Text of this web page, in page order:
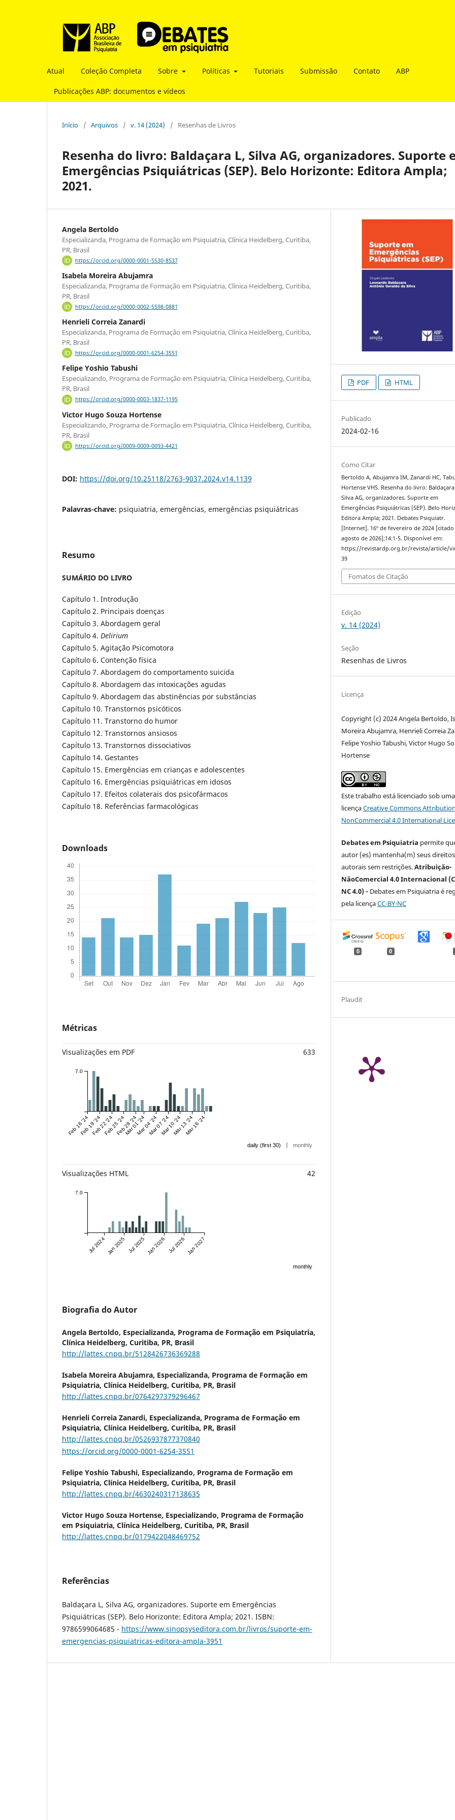
Atual Coleção Completa Sobre Políticas Tutoriais Submissão Contato ABP
Publicações ABP: documentos e vídeos
Início / Arquivos / v. 14 (2024) / Resenhas de Livros
Resenha do livro: Baldaçara L, Silva AG, organizadores. Suporte
Emergências Psiquiátricas (SEP). Belo Horizonte: Editora Ampla;
2021.
Angela Bertoldo
Especializanda, Programa de Formação em Psiquiatria, Clínica Heidelberg, Curitiba,
PR, Brasil
https://orcid.org/0000-0001-5530-8537
Isabela Moreira Abujamra
Especializanda, Programa de Formação em Psiquiatria, Clínica Heidelberg, Curitiba,
PR, Brasil
https://orcid.org/0000-0002-5598-0881
Henrieli Correia Zanardi
Especializanda, Programa de Formação em Psiquiatria, Clínica Heidelberg, Curitiba,
PR, Brasil
https://orcid.org/0000-0001-6254-3551
Felipe Yoshio Tabushi
Especializando, Programa de Formação em Psiquiatria, Clínica Heidelberg, Curitiba,
PR, Brasil
https://orcid.org/0000-0003-1837-1195
Victor Hugo Souza Hortense
Especializando, Programa de Formação em Psiquiatria, Clínica Heidelberg, Curitiba,
PR, Brasil
https://orcid.org/0009-0009-0093-4421
DOI: https://doi.org/10.25118/2763-9037.2024.v14.1139
Palavras-chave: psiquiatria, emergências, emergências psiquiátricas
Resumo
SUMÁRIO DO LIVRO
Capítulo 1. Introdução
Capítulo 2. Principais doenças
Capítulo 3. Abordagem geral
Capítulo 4. Delirium
Capítulo 5. Agitação Psicomotora
Capítulo 6. Contenção física
Capítulo 7. Abordagem do comportamento suicida
Capítulo 8. Abordagem das intoxicações agudas
Capítulo 9. Abordagem das abstinências por substâncias
Capítulo 10. Transtornos psicóticos
Capítulo 11. Transtorno do humor
Capítulo 12. Transtornos ansiosos
Capítulo 13. Transtornos dissociativos
Capítulo 14. Gestantes
Capítulo 15. Emergências em crianças e adolescentes
Capítulo 16. Emergências psiquiátricas em idosos
Capítulo 17. Efeitos colaterais dos psicofármacos
Capítulo 18. Referências farmacológicas
Downloads
Métricas
Visualizações em PDF 633
Feb 16 '24Feb 19 '24Feb 22 '24Feb 25 '24Feb 28 '24
Mar 01 '24Mar 04 '24Mar 07 '24Mar 10 '24Mar 13 '24Mar 16 '24
7.0
daily (first 30) | monthly
Visualizações HTML 42
Jul 2024Jan 2025 Jul 2025Jan 2026 Jul 2026Jan 2027
7.0
monthly
Biografia do Autor
Angela Bertoldo, Especializanda, Programa de Formação em Psiquiatria,
Clínica Heidelberg, Curitiba, PR, Brasil
http://lattes.cnpq.br/5128426736369288
Isabela Moreira Abujamra, Especializanda, Programa de Formação em
Psiquiatria, Clínica Heidelberg, Curitiba, PR, Brasil
http://lattes.cnpq.br/0764297379296467
Henrieli Correia Zanardi, Especializanda, Programa de Formação em
Psiquiatria, Clínica Heidelberg, Curitiba, PR, Brasil
http://lattes.cnpq.br/0526937877370840
https://orcid.org/0000-0001-6254-3551
Felipe Yoshio Tabushi, Especializando, Programa de Formação em
Psiquiatria, Clínica Heidelberg, Curitiba, PR, Brasil
http://lattes.cnpq.br/4630240317138635
Victor Hugo Souza Hortense, Especializando, Programa de Formação
em Psiquiatria, Clínica Heidelberg, Curitiba, PR, Brasil
http://lattes.cnpq.br/0179422048469752
Referências
Baldaçara L, Silva AG, organizadores. Suporte em Emergências
Psiquiátricas (SEP). Belo Horizonte: Editora Ampla; 2021. ISBN:
9786599064685 - https://www.sinopsyseditora.com.br/livros/suporte-em-
emergencias-psiquiatricas-editora-ampla-3951
PDF HTML
Publicado
2024-02-16
Como Citar
Bertoldo A, Abujamra IM, Zanardi HC,
Hortense VHS. Resenha do livro: Baldaçara
Silva AG, organizadores. Suporte em
Emergências Psiquiátricas (SEP). Belo
Editora Ampla; 2021. Debates Psiquiatr.
[Internet]. 16º de fevereiro de 2024 [citado
agosto de 2026];14:1-5. Disponível em:
https://revistardp.org.br/revista/article/
39
Fomatos de Citação
Edição
v. 14 (2024)
Seção
Resenhas de Livros
Licença
Copyright (c) 2024 Angela Bertoldo,
Moreira Abujamra, Henrieli Correia
Felipe Yoshio Tabushi, Victor Hugo
Hortense
Este trabalho está licenciado sob uma
licençaCreative Commons
NonCommercial 4.0 International
Debates em Psiquiatria permite
autor (es) mantenha(m) seus direitos
autorais sem restrições.Atribuição-
NãoComercial 4.0 Internacional
NC 4.0) - Debates em Psiquiatria é
pela licençaCC-BY-NC
0 0
Plaudit